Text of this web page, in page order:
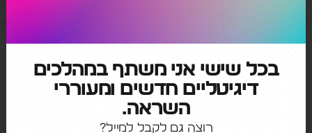
בכל שישי אני משתף במהלכים
דיגיטליים חדשים ומעוררי
השראה.
רוצה גם לקבל למייל?